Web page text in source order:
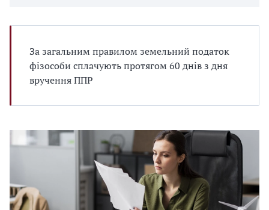
За загальним правилом земельний податок
фізособи сплачують протягом 60 днів з дня
вручення ППР